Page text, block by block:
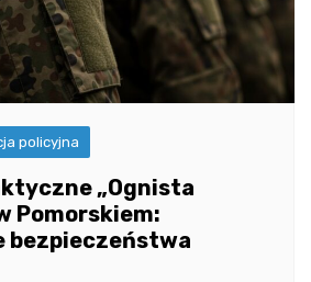
policyjna
„Ognista
Pomorskiem:
bezpieczeństwa